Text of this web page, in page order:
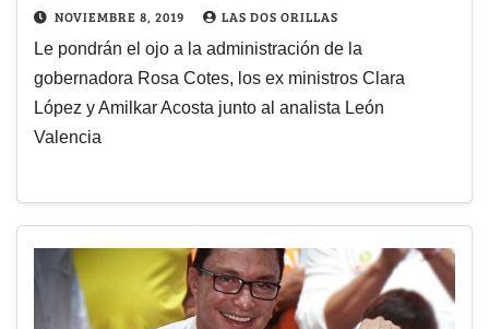
NOVIEMBRE 8, 2019 LAS DOS ORILLAS
Le pondrán el ojo a la administración de la
gobernadora Rosa Cotes, los ex ministros Clara
López y Amilkar Acosta junto al analista León
Valencia